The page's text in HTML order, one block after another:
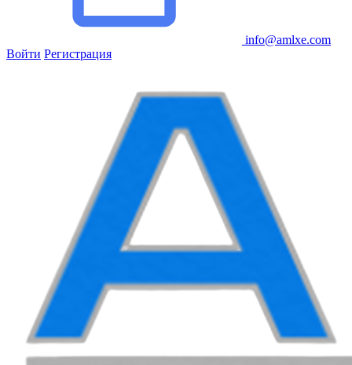
info@amlxe.com
Войти Регистрация